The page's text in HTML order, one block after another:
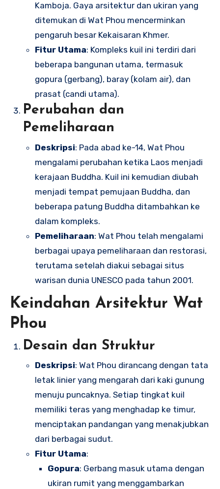
Kamboja. Gaya arsitektur dan ukiran yang
ditemukan di Wat Phou mencerminkan
pengaruh besar Kekaisaran Khmer.
Fitur Utama: Kompleks kuil ini terdiri dari
beberapa bangunan utama, termasuk
gopura (gerbang), baray (kolam air), dan
prasat (candi utama).
Perubahan dan
Pemeliharaan
Deskripsi: Pada abad ke-14, Wat Phou
mengalami perubahan ketika Laos menjadi
kerajaan Buddha. Kuil ini kemudian diubah
menjadi tempat pemujaan Buddha, dan
beberapa patung Buddha ditambahkan ke
dalam kompleks.
Pemeliharaan: Wat Phou telah mengalami
berbagai upaya pemeliharaan dan restorasi,
terutama setelah diakui sebagai situs
warisan dunia UNESCO pada tahun 2001.
Keindahan Arsitektur Wat
Phou
Desain dan Struktur
Deskripsi: Wat Phou dirancang dengan tata
letak linier yang mengarah dari kaki gunung
menuju puncaknya. Setiap tingkat kuil
memiliki teras yang menghadap ke timur,
menciptakan pandangan yang menakjubkan
dari berbagai sudut.
Fitur Utama:
Gopura: Gerbang masuk utama dengan
ukiran rumit yang menggambarkan